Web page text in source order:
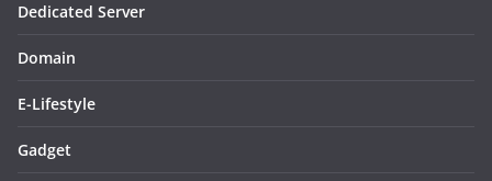
Dedicated Server
Domain
E-Lifestyle
Gadget